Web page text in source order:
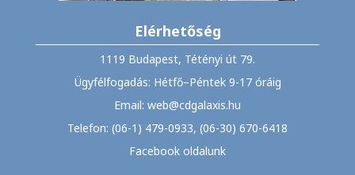
Elérhetőség
1119 Budapest, Tétényi út 79.
Ügyfélfogadás: Hétfő–Péntek 9-17 óráig
Email: web@cdgalaxis.hu
Telefon: (06-1) 479-0933, (06-30) 670-6418
Facebook oldalunk